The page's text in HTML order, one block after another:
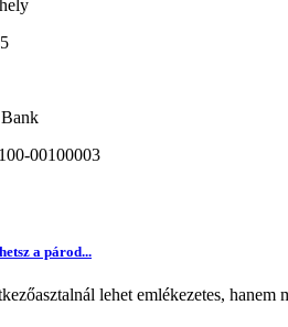
00100003
a párod...
lehet emlékezetes, hanem